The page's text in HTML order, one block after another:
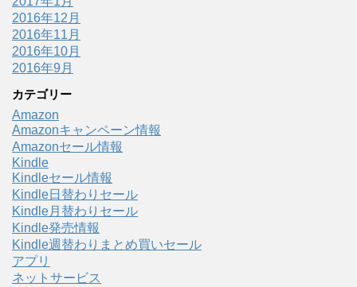
2016年12月
2016年11月
2016年10月
2016年9月
カテゴリー
Amazon
Amazonキャンペーン情報
Amazonセール情報
Kindle
Kindleセール情報
Kindle日替わりセール
Kindle月替わりセール
Kindle発売情報
Kindle週替わりまとめ買いセール
アプリ
ネットサービス